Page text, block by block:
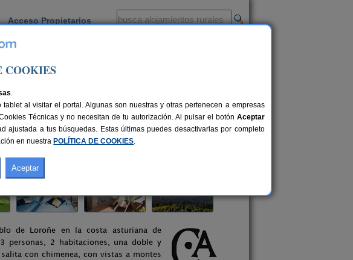
Acceso Propietarios
de Loroñe en la costa asturiana de
personas, 2 habitaciones, una doble y
con chimenea, con vistas a montes
COOKIES
.
al visitar el portal. Algunas son nuestras y otras pertenecen a empresas
Técnicas y no necesitan de tu autorización. Al pulsar el botón Aceptar
a tus búsquedas. Estas últimas puedes desactivarlas por completo
en nuestra POLÍTICA DE COOKIES.